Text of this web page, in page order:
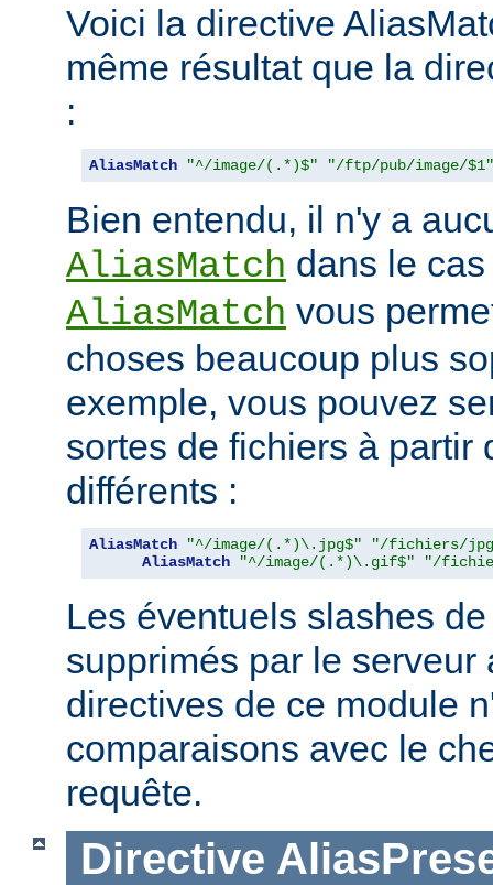
Voici la directive
même résultat que la
:
AliasMatch "^/image/(.*)$" "/ftp/pub/image/$1"
Bien entendu, il n'y a
AliasMatch dans le
AliasMatch vous
choses beaucoup plus
exemple, vous pouvez
sortes de fichiers à partir
différents :
AliasMatch "^/image/(.*)\.jpg$"
"/fichiers/
AliasMatch
"^/image/(.*)\.gif$" "/
Les éventuels slashes
supprimés par le serveur
directives de ce module
comparaisons avec le
requête.
Directive